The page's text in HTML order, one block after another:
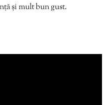
și mult bun gust.